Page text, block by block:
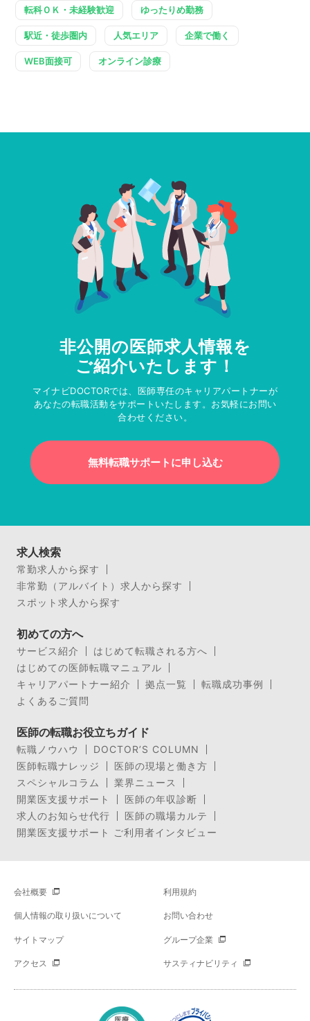
転科ＯＫ・未経験歓迎 ゆったりめ勤務
駅近・徒歩圏内 人気エリア 企業で働く
WEB面接可 オンライン診療
非公開の医師求人情報を
ご紹介いたします！
マイナビDOCTORでは、医師専任のキャリアパートナーが
あなたの転職活動をサポートいたします。お気軽にお問い
合わせください。
無料転職サポートに申し込む
求人検索
常勤求人から探す
非常勤（アルバイト）求人から探す
スポット求人から探す
初めての方へ
サービス紹介
はじめて転職される方へ
はじめての医師転職マニュアル
キャリアパートナー紹介
拠点一覧
転職成功事例
よくあるご質問
医師の転職お役立ちガイド
転職ノウハウ
DOCTOR’S COLUMN
医師転職ナレッジ
医師の現場と働き方
スペシャルコラム
業界ニュース
開業医支援サポート
医師の年収診断
求人のお知らせ代行
医師の職場カルテ
開業医支援サポート ご利用者インタビュー
会社概要 利用規約
個人情報の取り扱いについて お問い合わせ
サイトマップ グループ企業
アクセス サスティナビリティ